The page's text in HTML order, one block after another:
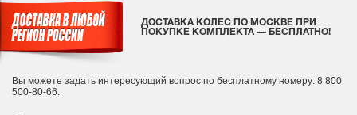
ДОСТАВКА КОЛЕС ПО МОСКВЕ ПРИ
ПОКУПКЕ КОМПЛЕКТА — БЕСПЛАТНО!
Вы можете задать интересующий вопрос по бесплатному номеру: 8 800
500-80-66.